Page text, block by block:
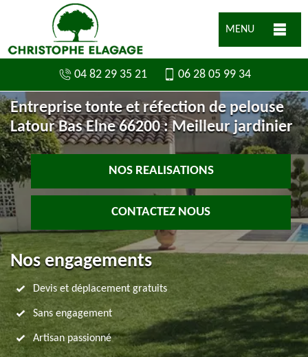
MENU
04 82 29 35 21 06 28 05 99 34
Entreprise tonte et réfection de pelouse
Latour Bas Elne 66200 : Meilleur jardinier
NOS REALISATIONS
CONTACTEZ NOUS
Nos engagements
Devis et déplacement gratuits
Sans engagement
Artisan passionné